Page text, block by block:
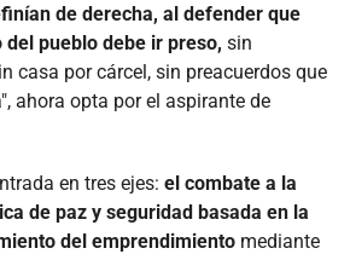
de derecha, al defender que
del pueblo debe ir preso, sin
casa por cárcel, sin preacuerdos que
ahora opta por el aspirante de
en tres ejes: el combate a la
de paz y seguridad basada en la
del emprendimiento mediante